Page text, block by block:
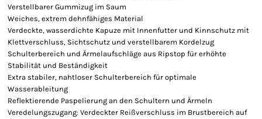
Verstellbarer Gummizug im Saum
Weiches, extrem dehnfähiges Material
Verdeckte, wasserdichte Kapuze mit Innenfutter und Kinnschutz mit
Klettverschluss, Sichtschutz und verstellbarem Kordelzug
Schulterbereich und Ärmelaufschläge aus Ripstop für erhöhte
Stabilität und Beständigkeit
Extra stabiler, nahtloser Schulterbereich für optimale
Wasserableitung
Reflektierende Paspelierung an den Schultern und Ärmeln
Veredelungszugang: Verdeckter Reißverschluss im Brustbereich auf